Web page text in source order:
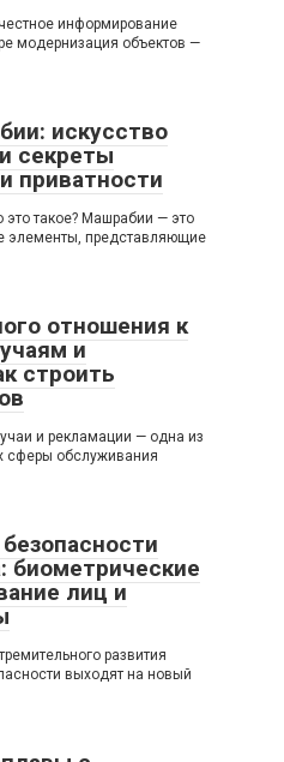
информирование
модернизация объектов —
искусство
секреты
приватности
такое? Машрабии — это
элементы, представляющие
отношения к
и
строить
и рекламации — одна из
сферы обслуживания
биометрические
лиц и
развития
выходят на новый